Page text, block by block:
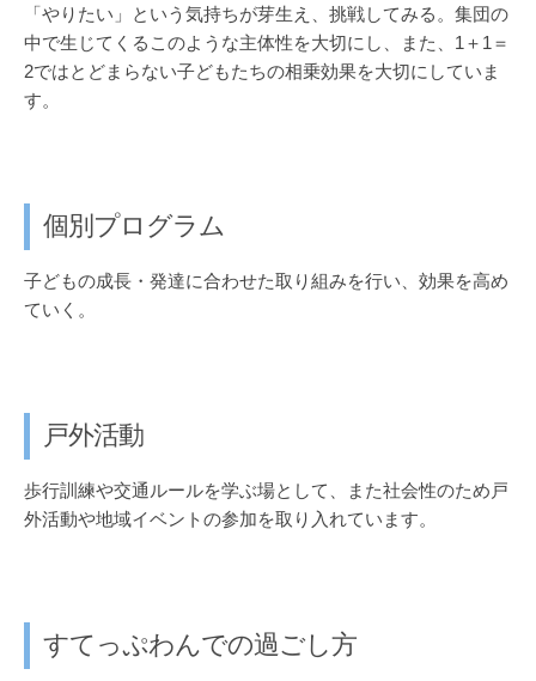
「やりたい」という気持ちが芽生え、挑戦してみる。集団の
中で生じてくるこのような主体性を大切にし、また、1＋1＝
2ではとどまらない子どもたちの相乗効果を大切にしていま
す。
個別プログラム
子どもの成長・発達に合わせた取り組みを行い、効果を高め
ていく。
戸外活動
歩行訓練や交通ルールを学ぶ場として、また社会性のため戸
外活動や地域イベントの参加を取り入れています。
すてっぷわんでの過ごし方